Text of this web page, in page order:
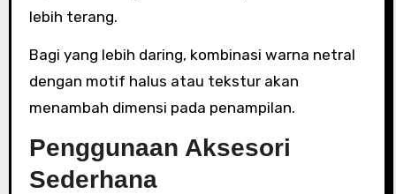
lebih terang.
Bagi yang lebih daring, kombinasi warna netral
dengan motif halus atau tekstur akan
menambah dimensi pada penampilan.
Penggunaan Aksesori
Sederhana